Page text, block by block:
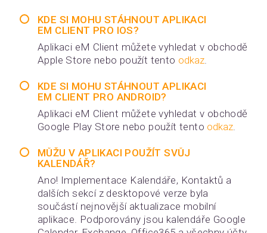
KDE SI MOHU STÁHNOUT APLIKACI
EM CLIENT PRO IOS?
Aplikaci eM Client můžete vyhledat v obchodě
Apple Store nebo použít tento odkaz.
KDE SI MOHU STÁHNOUT APLIKACI
EM CLIENT PRO ANDROID?
Aplikaci eM Client můžete vyhledat v obchodě
Google Play Store nebo použít tento odkaz.
MŮŽU V APLIKACI POUŽÍT SVŮJ
KALENDÁŘ?
Ano! Implementace Kalendáře, Kontaktů a
dalších sekcí z desktopové verze byla
součástí nejnovější aktualizace mobilní
aplikace. Podporovány jsou kalendáře Google